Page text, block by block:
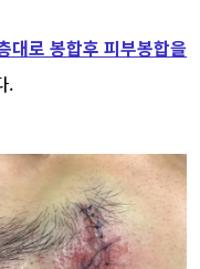
대로 봉합후 피부봉합을
.